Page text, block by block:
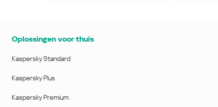
Oplossingen voor thuis
Kaspersky Standard
Kaspersky Plus
Kaspersky Premium